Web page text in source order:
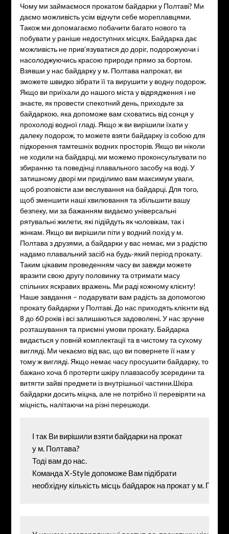
Чому ми займаємося прокатом байдарки у Полтаві? Ми
даємо можливість усім відчути себе мореплавцями.
Також ми допомагаємо побачити багато нового та
побувати у раніше недоступних місцях. Байдарка дає
можливість не прив’язуватися до доріг, подорожуючи і
насолоджуючись красою природи прямо за бортом.
Взявши у нас байдарку у м. Полтава напрокат, ви
зможете швидко зібрати її та вирушити у водну подорож.
Якщо ви приїхали до нашого міста у відрядження і не
знаєте, як провести спекотний день, приходьте за
байдаркою, яка допоможе вам сховатись від сонця у
прохолоді водної гладі. Якщо ж ви вирішили їхати у
далеку подорож, то можете взяти байдарку із собою для
підкорення тамтешніх водних просторів. Якщо ви ніколи
не ходили на байдарці, ми можемо проконсультувати по
збиранню та поведінці плавального засобу на воді. У
затишному дворі ми приділимо вам максимум уваги,
щоб розповісти ази веслування на байдарці. Для того,
щоб зменшити наші хвилювання та збільшити вашу
безпеку, ми за бажанням видаємо універсальні
рятувальні жилети, які підійдуть як чоловікам, так і
жінкам. Якщо ви вирішили піти у водний похід у м.
Полтава з друзями, а байдарки у вас немає, ми з радістю
надамо плавальний засіб на будь-який період прокату.
Таким цікавим проведенням часу ви завжди можете
вразити свою другу половинку та отримати масу
спільних яскравих вражень. Ми раді кожному клієнту!
Наше завдання – подарувати вам радість за допомогою
прокату байдарки у Полтаві. До нас приходять клієнти від
8 до 60 років і всі залишаються задоволені. У нас зручне
розташування та приємні умови прокату. Байдарка
видається у повній комплектації та в чистому та сухому
вигляді. Ми чекаємо від вас, що ви повернете її нам у
тому ж вигляді. Якщо немає часу просушити байдарку, то
бажано хоча б протерти шкіру плавзасобу зсередини та
витягти зайві предмети із внутрішньої частини.Шкіра
байдарки досить міцна, але не потрібно її перевіряти на
міцність, налітаючи на різні перешкоди.
І так Ви вирішили взяти байдарки на прокат
у м. Полтава?
Тоді вам до нас.
Команда X-Style допоможе Вам підібрати
необхідну кількість місць байдарок на прокат у м.